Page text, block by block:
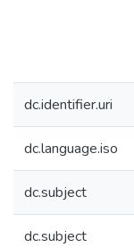
dc.identifier.uri
dc.language.iso
dc.subject
dc.subject